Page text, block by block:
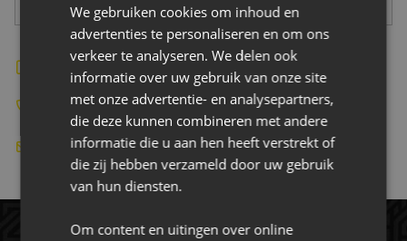
Bekijk de website
We gebruiken cookies om inhoud en
advertenties te personaliseren en om ons
verkeer te analyseren. We delen ook
informatie over uw gebruik van onze site
met onze advertentie- en analysepartners,
die deze kunnen combineren met andere
informatie die u aan hen heeft verstrekt of
die zij hebben verzameld door uw gebruik
van hun diensten.
Om content en uitingen over online